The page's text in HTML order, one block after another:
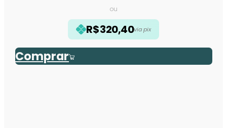
ou
R$320,40via pix
Comprar